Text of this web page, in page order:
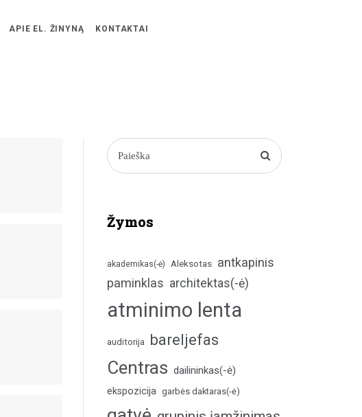
APIE EL. ŽINYNĄ KONTAKTAI
Žymos
akademikas(-ė) Aleksotas antkapinis
paminklas architektas(-ė)
atminimo lenta
auditorija bareljefas
Centras dailininkas(-ė)
ekspozicija garbės daktaras(-ė)